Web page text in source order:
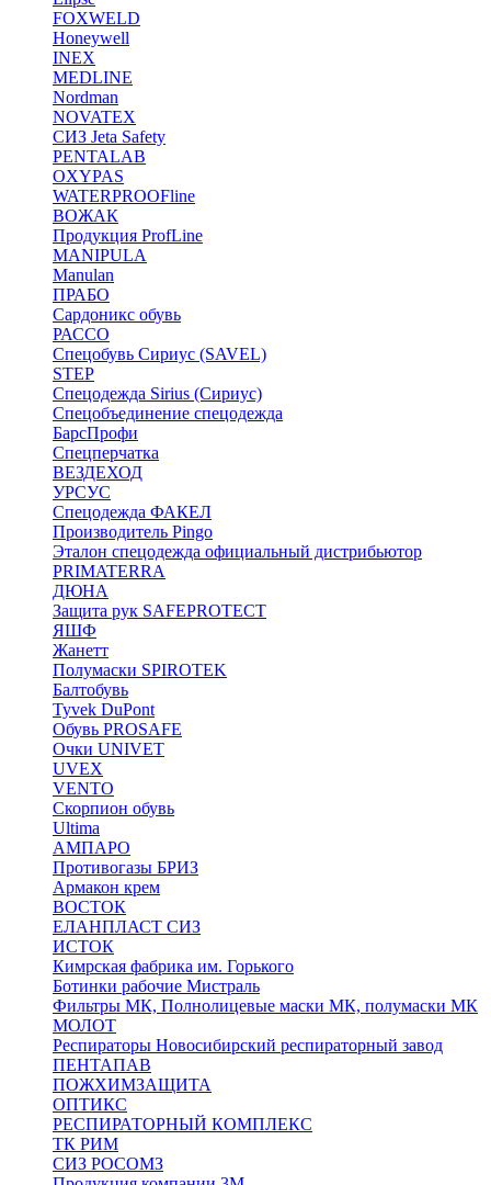
FOXWELD
Honeywell
INEX
MEDLINE
Nordman
NOVATEX
СИЗ Jeta Safety
PENTALAB
OXYPAS
WATERPROOFline
ВОЖАК
Продукция ProfLine
MANIPULA
Manulan
ПРАБО
Сардоникс обувь
РАССО
Спецобувь Сириус (SAVEL)
STEP
Спецодежда Sirius (Сириус)
Спецобъединение спецодежда
БарсПрофи
Спецперчатка
ВЕЗДЕХОД
УРСУС
Спецодежда ФАКЕЛ
Производитель Pingo
Эталон спецодежда официальный дистрибьютор
PRIMATERRA
ДЮНА
Защита рук SAFEPROTECT
ЯШФ
Жанетт
Полумаски SPIROTEK
Балтобувь
Tyvek DuPont
Обувь PROSAFE
Очки UNIVET
UVEX
VENTO
Скорпион обувь
Ultima
АМПАРО
Противогазы БРИЗ
Армакон крем
ВОСТОК
ЕЛАНПЛАСТ СИЗ
ИСТОК
Кимрская фабрика им. Горького
Ботинки рабочие Мистраль
Фильтры МК, Полнолицевые маски МК, полумаски МК
МОЛОТ
Респираторы Новосибирский респираторный завод
ПЕНТАПАВ
ПОЖХИМЗАЩИТА
ОПТИКС
РЕСПИРАТОРНЫЙ КОМПЛЕКС
ТК РИМ
СИЗ РОСОМЗ